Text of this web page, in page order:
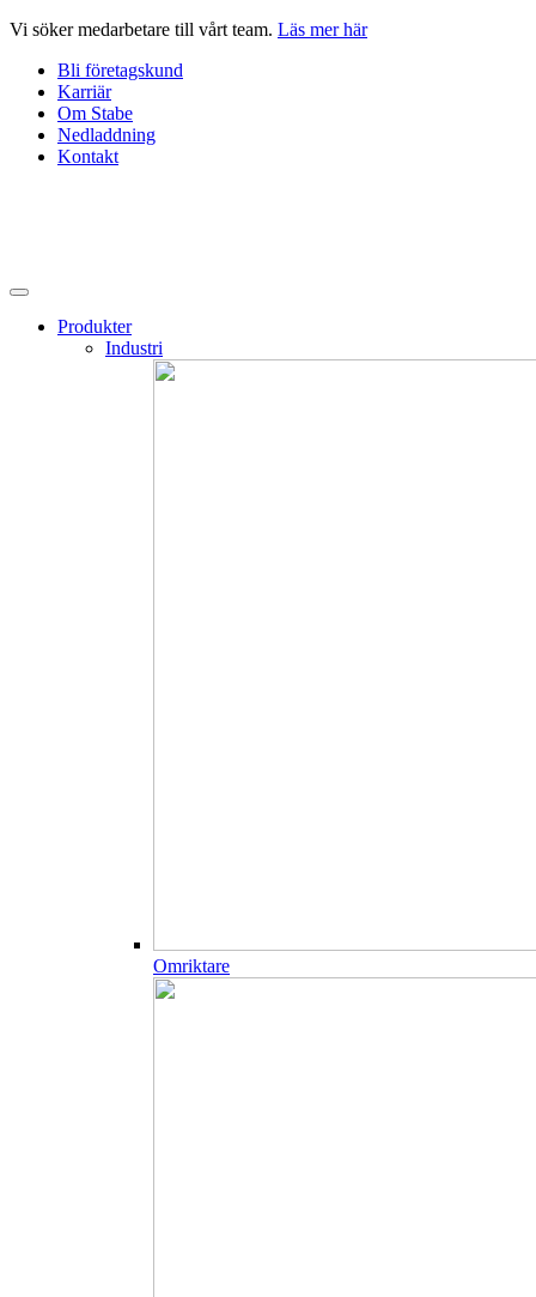
Hoppa
innehåll
Vi söker medarbetare till vårt team. Läs mer här
Bli företagskund
Karriär
Om Stabe
Nedladdning
Kontakt
Produkter
Industri
Omriktare